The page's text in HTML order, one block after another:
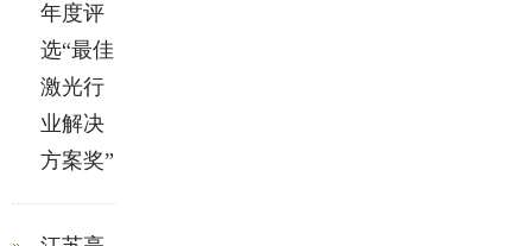
年度评
选“最佳
激光行
业解决
方案奖”